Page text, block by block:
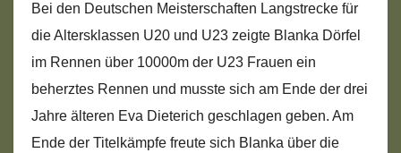
Bei den Deutschen Meisterschaften Langstrecke für
die Altersklassen U20 und U23 zeigte Blanka Dörfel
im Rennen über 10000m der U23 Frauen ein
beherztes Rennen und musste sich am Ende der drei
Jahre älteren Eva Dieterich geschlagen geben. Am
Ende der Titelkämpfe freute sich Blanka über die